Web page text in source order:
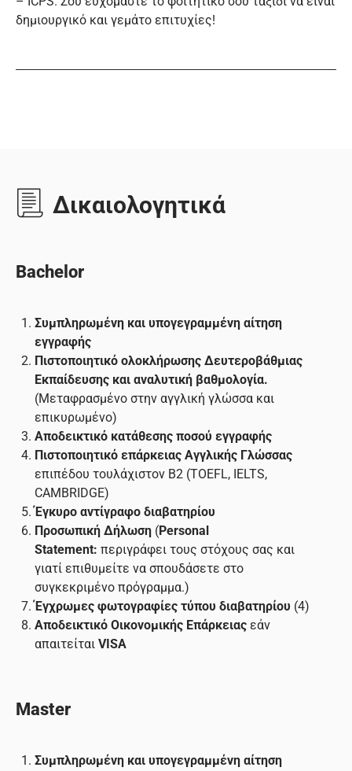
δημιουργικό και γεμάτο επιτυχίες!
Δικαιολογητικά
Bachelor
Συμπληρωμένη και υπογεγραμμένη αίτηση
εγγραφής
Πιστοποιητικό ολοκλήρωσης Δευτεροβάθμιας
Εκπαίδευσης και αναλυτική βαθμολογία.
(Μεταφρασμένο στην αγγλική γλώσσα και
επικυρωμένο)
Αποδεικτικό κατάθεσης ποσού εγγραφής
Πιστοποιητικό επάρκειας Αγγλικής Γλώσσας
επιπέδου τουλάχιστον Β2 (TOEFL, IELTS,
CAMBRIDGE)
Έγκυρο αντίγραφο διαβατηρίου
Προσωπική Δήλωση (Personal
Statement: περιγράφει τους στόχους σας και
γιατί επιθυμείτε να σπουδάσετε στο
συγκεκριμένο πρόγραμμα.)
Έγχρωμες φωτογραφίες τύπου διαβατηρίου (4)
Αποδεικτικό Οικονομικής Επάρκειας εάν
απαιτείται VISA
Master
Συμπληρωμένη και υπογεγραμμένη αίτηση